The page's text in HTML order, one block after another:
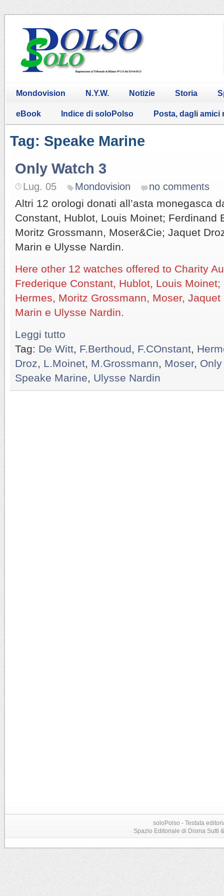
Mondovision N.Y.W. Notizie Storia
eBook Indice di soloPolso Posta, dagli amici
Tag: Speake Marine
Only Watch 3
Lug. 05 Mondovision no comments
Altri 12 orologi donati all’asta monegasca
Constant, Hublot, Louis Moinet; Ferdinand
Moritz Grossmann, Moser&Cie; Jaquet
Marin e Ulysse Nardin.
Here other 12 watches offered to Charity
Frederique Constant, Hublot, Louis
Hermes, Moritz Grossmann, Moser,
Marin e Ulysse Nardin.
Leggi tutto
Tag: De Witt F.Berthoud F.COnstant
Droz
L.Moinet M.Grossmann Moser,
Speake Marine
Ulysse Nardin
soloPolso - Testata
Spazio Editoriale di Disma Sutti